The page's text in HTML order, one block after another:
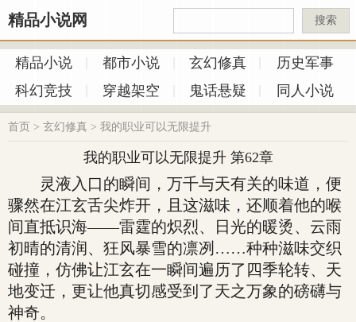
精品小说网 搜索
精品小说 都市小说 玄幻修真
历史军事
科幻竞技
穿越架空 鬼话悬疑 同人小说
首页 > 玄幻修真 > 我的职业可以无限提升
我的职业可以无限提升 第62章
灵液入口的瞬间，万千与天有关的味道，便
骤然在江玄舌尖炸开，且这滋味，还顺着他的喉
间直抵识海——雷霆的炽烈、日光的暖烫、云雨
初晴的清润、狂风暴雪的凛冽……种种滋味交织
碰撞，仿佛让江玄在一瞬间遍历了四季轮转、天
地变迁，更让他真切感受到了天之万象的磅礴与
神奇。